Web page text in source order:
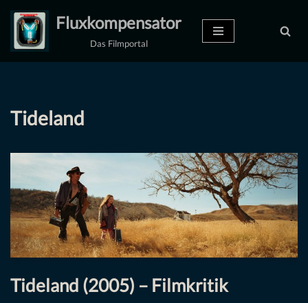
Zum
Inhalt
Fluxkompensator
Das Filmportal
Tideland
Tideland (2005) – Filmkritik